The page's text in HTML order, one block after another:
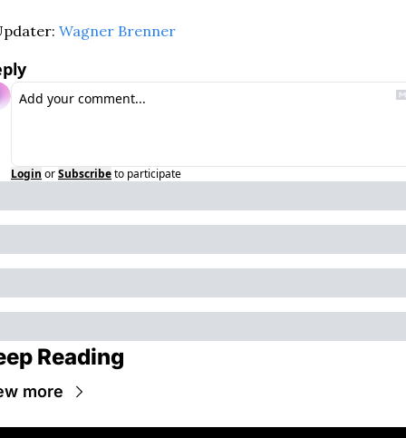
Wagner Brenner
Login orSubscribeto participate
Reading
more